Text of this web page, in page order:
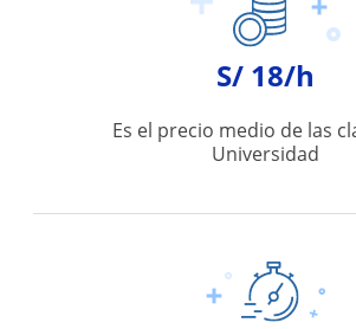
S/ 18/h
Es el precio medio de las
Universidad